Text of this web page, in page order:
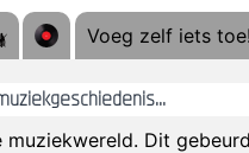
wees niet blind,
Dit
Voeg zelf iets toe!